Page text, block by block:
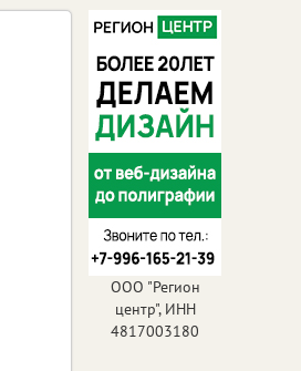
ООО "Регион
центр", ИНН
4817003180